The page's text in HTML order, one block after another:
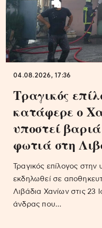
04.08.2026, 17:36
Τραγικός
κατάφερε ο
υποστεί
φωτιά στη
Τραγικός επίλογος
εκδηλωθεί σε
Λιβάδια Χανίων στις 23
άνδρας που…